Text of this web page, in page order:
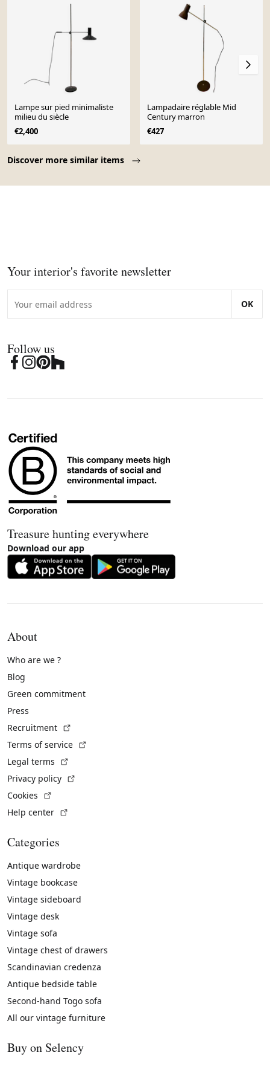
Discover more similar items
Lampe sur pied minimaliste
milieu du siècle
€2,400
Lampadaire réglable Mid
Century marron
€427
Your interior's favorite newsletter
OK
Follow us
Treasure hunting everywhere
Download our app
About
Who are we ?
Blog
Green commitment
Press
Recruitment
Terms of service
Legal terms
Privacy policy
Cookies
Help center
Categories
Antique wardrobe
Vintage bookcase
Vintage sideboard
Vintage desk
Vintage sofa
Vintage chest of drawers
Scandinavian credenza
Antique bedside table
Second-hand Togo sofa
All our vintage furniture
Buy on Selency